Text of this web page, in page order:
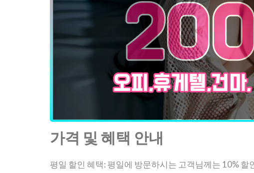
가격 및 혜택 안내
평일 할인 혜택: 평일에 방문하시는 고객님께는 10% 할